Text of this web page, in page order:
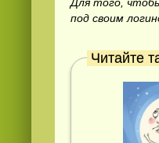
под своим
Читайте